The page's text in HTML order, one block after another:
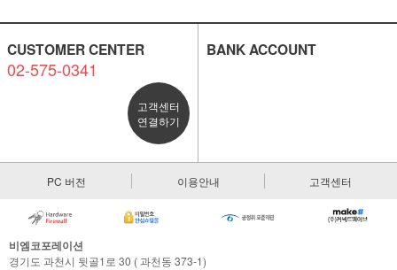
CUSTOMER CENTER
02-575-0341
고객센터
연결하기
BANK ACCOUNT
PC 버전 이용안내 고객센터
비엠코포레이션
경기도 과천시 뒷골1로 30 ( 과천동 373-1)